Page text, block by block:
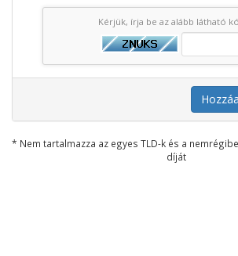
Kérjük, írja be az alább látható
* Nem tartalmazza az egyes TLD-k és a
díját